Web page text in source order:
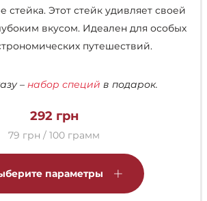
стейка. Этот стейк удивляет своей
вкусом. Идеален для особых
путешествий.
– набор специй в подарок.
292 грн
79 грн / 100 грамм
параметры
товар